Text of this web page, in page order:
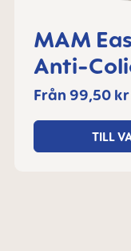
MAM
Anti-
Från 99,50 kr
TILL